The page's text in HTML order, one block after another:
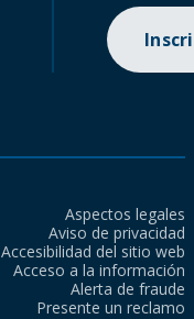
Aspectos legales
Aviso de privacidad
Accesibilidad del sitio web
Acceso a la información
Alerta de fraude
Presente un reclamo